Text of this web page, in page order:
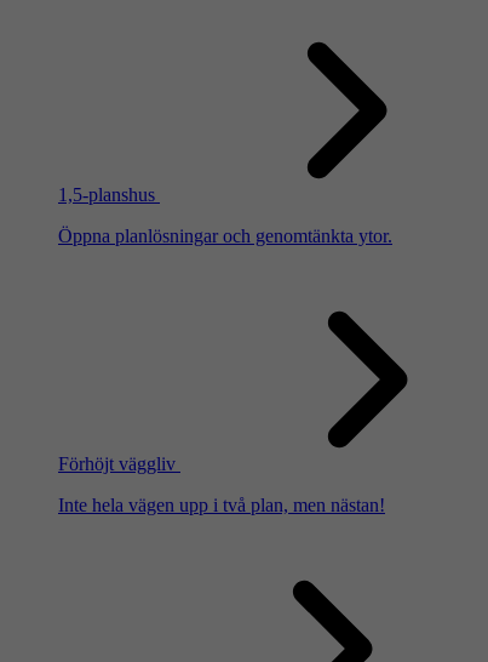
1,5-planshus
Öppna planlösningar och genomtänkta ytor.
Förhöjt väggliv
Inte hela vägen upp i två plan, men nästan!